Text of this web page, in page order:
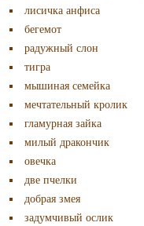
лисичка анфиса
бегемот
радужный слон
тигра
мышиная семейка
мечтательный кролик
гламурная зайка
милый дракончик
овечка
две пчелки
добрая змея
задумчивый ослик